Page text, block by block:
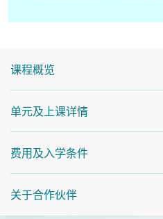
课程概览
单元及上课详情
费用及入学条件
关于合作伙伴